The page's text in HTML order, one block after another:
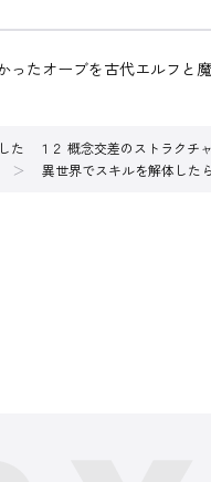
たオーブを古代エルフと
た １２ 概念交差のストラクチ
異世界でスキルを解体した